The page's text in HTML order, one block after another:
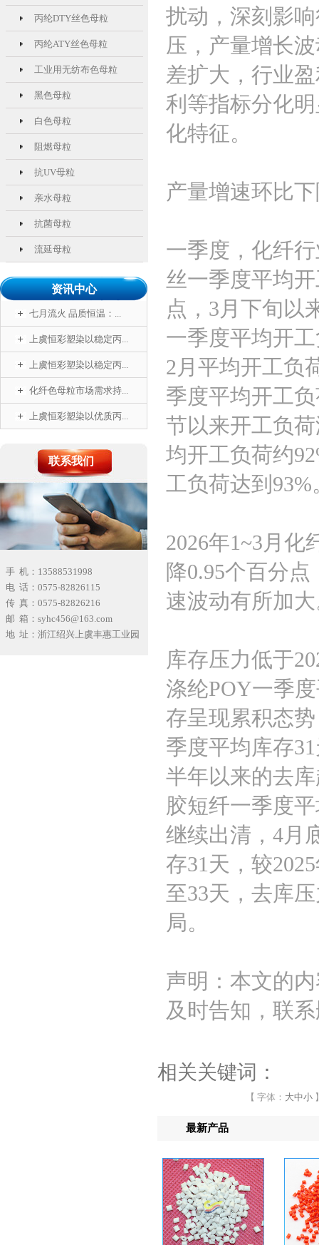
丙纶DTY丝色母粒
丙纶ATY丝色母粒
工业用无纺布色母粒
黑色母粒
白色母粒
阻燃母粒
抗UV母粒
亲水母粒
抗菌母粒
流延母粒
资讯中心
七月流火 品质恒温：...
上虞恒彩塑染以稳定丙...
上虞恒彩塑染以稳定丙...
化纤色母粒市场需求持...
上虞恒彩塑染以优质丙...
联系我们
手 机：13588531998
电 话：0575-82826115
传 真：0575-82826216
邮 箱：syhc456@163.com
地 址：浙江绍兴上虞丰惠工业园
扰动，深刻影
压，产量增长
差扩大，行业
利等指标分化
化特征。
产量增速环比
一季度，化纤
丝一季度平均
点，3月下旬以
一季度平均开
2月平均开工负
季度平均开工
节以来开工负
均开工负荷约
工负荷达到93%
2026年1~3月化
降0.95个百分
速波动有所加
库存压力低于
涤纶POY一季
存呈现累积态
季度平均库存
半年以来的去
胶短纤一季度
继续出清，4月
存31天，较
至33天，去库
局。
声明：本文的
及时告知，联
相关关键词：
【 字体： 大中小
最新产品